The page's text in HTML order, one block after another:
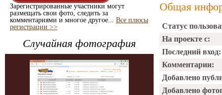
Зарегистрированные участники могут
размещать свои фото, следить за
комментариями и многое другое... Все плюсы
регистрации >>
Случайная фотография
Общая
Статус
На проекте с:
Последний вход:
Комментарии:
Добавлено
Добавлено